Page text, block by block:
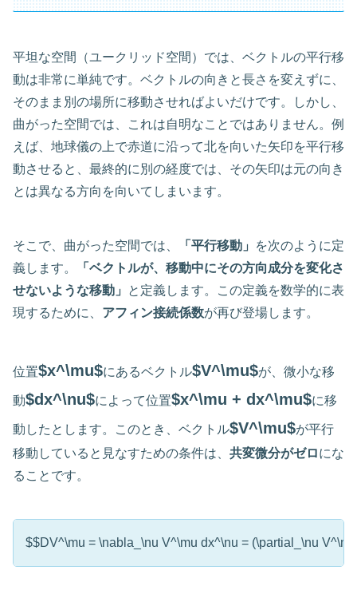
平坦な空間（ユークリッド空間）では、ベクトルの平行移
動は非常に単純です。ベクトルの向きと長さを変えずに、
そのまま別の場所に移動させればよいだけです。しかし、
曲がった空間では、これは自明なことではありません。例
えば、地球儀の上で赤道に沿って北を向いた矢印を平行移
動させると、最終的に別の経度では、その矢印は元の向き
とは異なる方向を向いてしまいます。
そこで、曲がった空間では、 「平行移動」
を次のように定
義します。
「ベクトルが、移動中にその方向成分を変化さ
せないような移動」
と定義します。この定義を数学的に表
現するために、 アフィン接続係数が再び登場します。
位置$x^\mu$にあるベクトル$V^\mu$が、微小な移
動$dx^\nu$によって位置$x^\mu + dx^\mu$に移
動したとします。このとき、ベクトル$V^\mu$が平行
移動していると見なすための条件は、 共変微分がゼロにな
ることです。
$$DV^\mu = \nabla_\nu V^\mu dx^\nu = (\partial_\nu